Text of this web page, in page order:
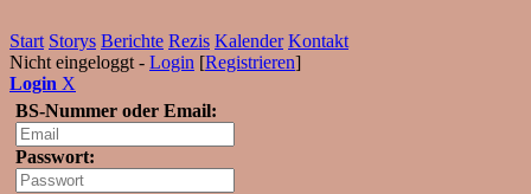
Start Storys Berichte Rezis Kalender Kontakt
Nicht eingeloggt - Login [Registrieren]
Login X
BS-Nummer oder Email:
Passwort: